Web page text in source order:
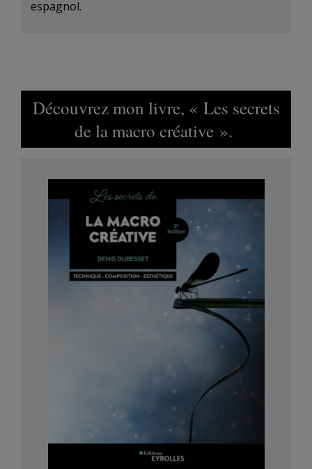
espagnol.
Découvrez mon livre, « Les secrets
de la macro créative ».